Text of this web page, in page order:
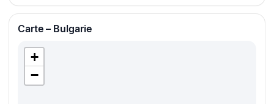
Carte – Bulgarie
+
−